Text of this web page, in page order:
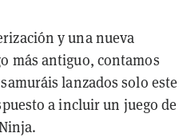
y una nueva
más antiguo, contamos
lanzados solo este
a incluir un juego de